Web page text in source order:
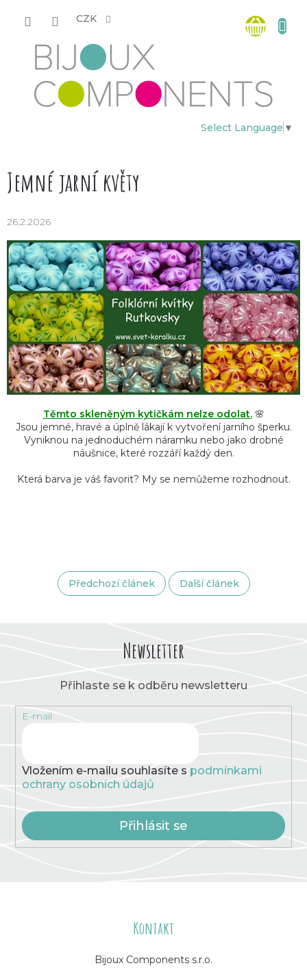
CZK
Select Language ▼
košík
Jemné jarní květy
26.2.2026
Těmto skleněným kytičkám nelze odolat.🌸
Jsou jemné, hravé a úplně lákají k vytvoření jarního šperku.
Vyniknou na jednoduchém náramku nebo jako drobné
náušnice, které rozzáří každý den.
Která barva je váš favorit? My se nemůžeme rozhodnout.
Předchozí článek Další článek
Newsletter
Přihlaste se k odběru newsletteru
E-mail
Vložením e-mailu souhlasíte s podmínkami
ochrany osobních údajů
Přihlásit se
Kontakt
Bijoux Components s.r.o.